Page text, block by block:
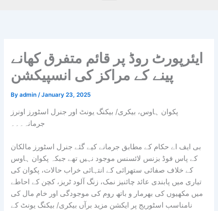
ایئرپورٹ روڈ پر قائم متفرق کھانے
پینے کے مراکز کی انسپیکشن
Byadmin /January 23, 2025
پکوان ہاوس، بیکری/ بیکنگ یونٹ اور جنرل اسٹورز اونرز
جرمانہ۔۔۔
بی ایف اے حکام کے مطابق جرمانے کیے گئے جنرل اسٹورز مالکان
کے پاس فوڈ بزنس لائسنس موجود نہیں تھے جبکہ پکوان ہاوس
کے خلاف صفائی ستھرائی کے انتہائی خراب حالات، پکوان کی
تیاری میں پابندی عائد چائنیز نمک، زنگ آلود ٹریز، کچن کے احاطے
میں مکھیوں کی بھرمار و باتھ روم کی موجودگی اور خام مال کی
نامناسب اسٹوریج پر ایکشن مزید برآں بیکری/ بیکنگ یونٹ کے